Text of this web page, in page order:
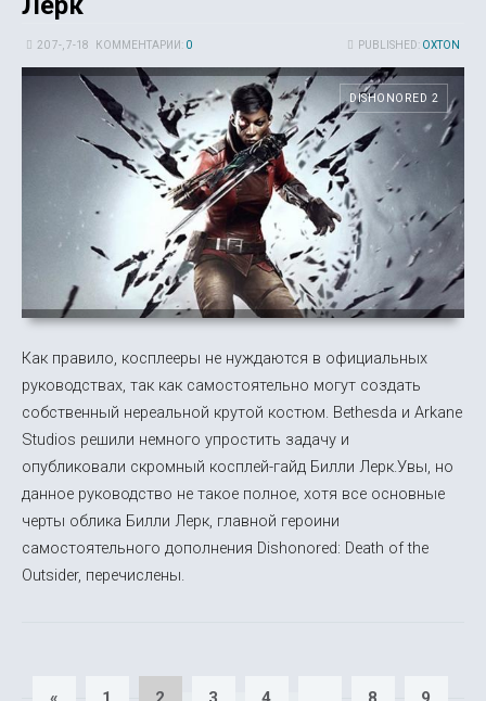
PUBLISHED: OXTON
20 7-, 7-18 КОММЕНТАРИИ: 0
DISHONORED 2
Как правило, косплееры не нуждаются в официальных
руководствах, так как самостоятельно могут создать
собственный нереальной крутой костюм. Bethesda и Arkane
Studios решили немного упростить задачу и
опубликовали скромный косплей-гайд Билли Лерк.Увы, но
данное руководство не такое полное, хотя все основные
черты облика Билли Лерк, главной героини
самостоятельного дополнения Dishonored: Death of the
Outsider, перечислены.